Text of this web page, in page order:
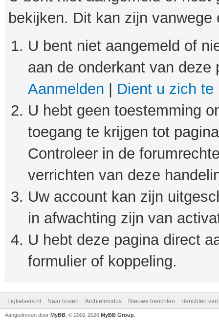
bekijken. Dit kan zijn
U bent niet aangemeld of
aan de onderkant van
Aanmelden
Dient u zich te
U hebt geen toestemming
toegang te krijgen tot
Controleer in de
verrichten van deze
Uw account kan zijn
in afwachting zijn van
U hebt deze pagina direct
formulier of koppeling.
Ligfietsers.nl Naar boven Archiefmodus Nieuwe berichten Berichten
Aangedreven door MyBB , © 2002-2026 MyBB Group